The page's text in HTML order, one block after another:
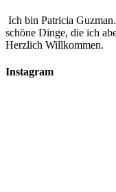
Ich bin Patricia
schöne Dinge, die ich
Herzlich Willkommen.
Instagram